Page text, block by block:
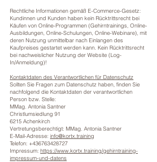
Rechtliche Informationen gemäß E-Commerce-Gesetz:
Kundinnen und Kunden haben kein Rücktrittsrecht bei
Käufen von Online-Programmen (Gehirntrainings, Online-
Ausbildungen, Online-Schulungen, Online-Webinare), mit
deren Nutzung unmittelbar nach Einlangen des
Kaufpreises gestartet werden kann. Kein Rücktrittsrecht
bei nachweislicher Nutzung der Website (Log-
In/Anmeldung)!
Kontaktdaten des Verantwortlichen für Datenschutz
Sollten Sie Fragen zum Datenschutz haben, finden Sie
nachfolgend die Kontaktdaten der verantwortlichen
Person bzw. Stelle:
MMag. Antonia Santner
Christlumsiedlung 91
6215 Achenkirch
Vertretungsberechtigt: MMag. Antonia Santner
E-Mail-Adresse: info@kortx.training
Telefon: +436763428727
Impressum: https://www.kortx.training/gehirntraining-
impressum-und-datens